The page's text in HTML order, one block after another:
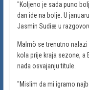
"Koljeno je sada puno
dan ide na bolje. U
Jasmin Sudiæ u
Malmö se trenutno
kola prije kraja sezone, a
nada osvajanju titule.
"Mislim da mi igramo